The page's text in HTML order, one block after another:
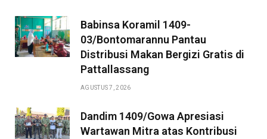
Babinsa Koramil 1409-
03/Bontomarannu Pantau
Distribusi Makan Bergizi Gratis di
Pattallassang
AGUSTUS 7, 2026
Dandim 1409/Gowa Apresiasi
Wartawan Mitra atas Kontribusi